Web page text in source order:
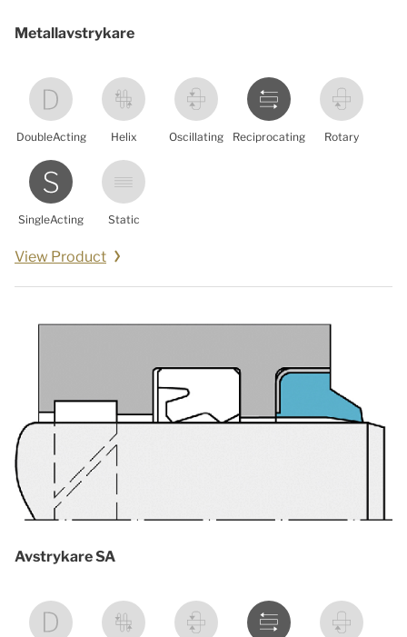
Metallavstrykare
DoubleActing Helix Oscillating Reciprocating Rotary
SingleActing Static
View Product
Avstrykare SA